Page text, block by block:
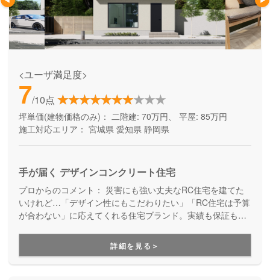
<ユーザ満足度>
7/10点
坪単価(建物価格のみ)： 二階建: 70万円、 平屋: 85万円
施工対応エリア： 宮城県 愛知県 静岡県
手が届く デザインコンクリート住宅
プロからのコメント：
いけれど…「デザイン性にもこだわりたい」「RC住宅は予算
が合わない」に応えてくれる住宅ブランド。実績も保証も万
詳細を見る＞